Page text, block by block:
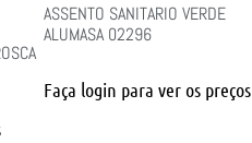
ASSENTO SANITARIO VERDE
ALUMASA 02296
Faça login para ver os preços